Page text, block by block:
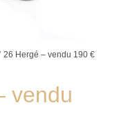
26 Hergé – vendu 190 €
vendu